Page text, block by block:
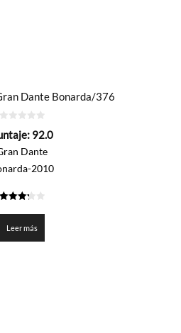
Dante Bonarda/376
92.0
Dante
2010
de 5
Leer más